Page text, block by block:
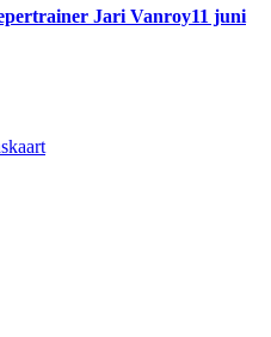
Jari Vanroy11 juni